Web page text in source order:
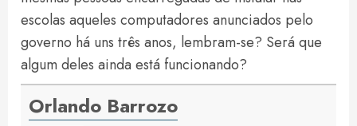
escolas aqueles computadores anunciados pelo
governo há uns três anos, lembram-se? Será que
algum deles ainda está funcionando?
Orlando Barrozo